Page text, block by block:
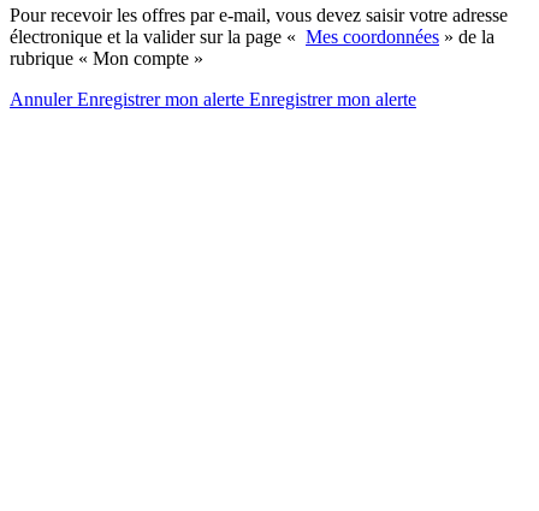
Pour recevoir les offres par e-mail, vous devez saisir votre adresse
électronique et la valider sur la page « Mes coordonnées » de la
rubrique « Mon compte »
AnnulerEnregistrer mon alerte Enregistrermon alerte